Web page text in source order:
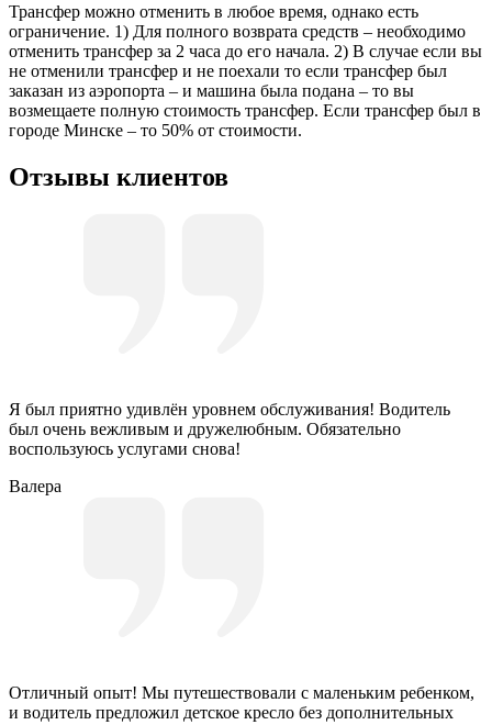
Трансфер можно отменить в любое время, однако есть
ограничение. 1) Для полного возврата средств – необходимо
отменить трансфер за 2 часа до его начала. 2) В случае если вы
не отменили трансфер и не поехали то если трансфер был
заказан из аэропорта – и машина была подана – то вы
возмещаете полную стоимость трансфер. Если трансфер был в
городе Минске – то 50% от стоимости.
Отзывы клиентов
Я был приятно удивлён уровнем обслуживания! Водитель
был очень вежливым и дружелюбным. Обязательно
воспользуюсь услугами снова!
Валера
Отличный опыт! Мы путешествовали с маленьким ребенком,
и водитель предложил детское кресло без дополнительных